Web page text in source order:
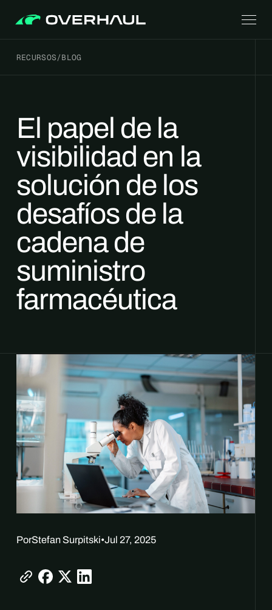
RECURSOS/BLOG
El papel de la
visibilidad en la
solución de los
desafíos de la
cadena de
suministro
farmacéutica
PorStefan Surpitski•Jul 27, 2025